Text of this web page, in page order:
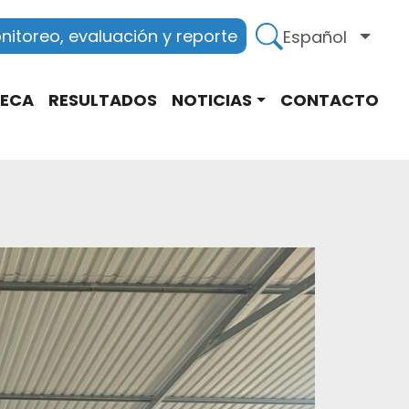
evaluación y reporte
Español Lista
RESULTADOS NOTICIAS CONTACTO